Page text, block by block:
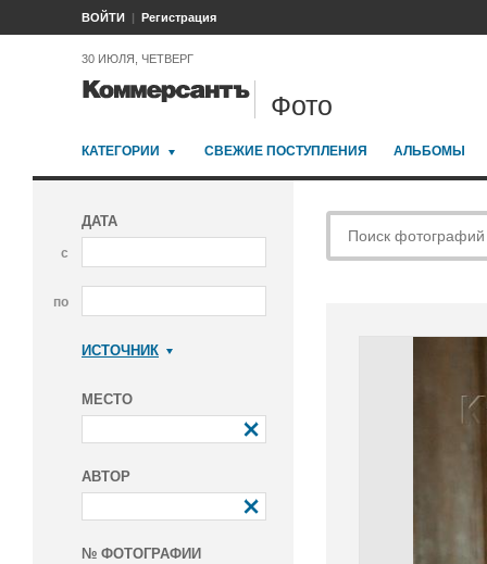
ВОЙТИ Регистрация
30 ИЮЛЯ, ЧЕТВЕРГ
Фото
КАТЕГОРИИ СВЕЖИЕ ПОСТУПЛЕНИЯ АЛЬБОМЫ
ДАТА
с
по
ИСТОЧНИК
МЕСТО
АВТОР
№ ФОТОГРАФИИ